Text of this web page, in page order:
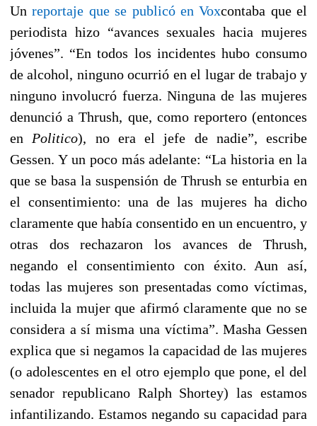
Unreportaje que se publicó en Voxcontaba que el
periodista hizo “avances sexuales hacia mujeres
jóvenes”. “En todos los incidentes hubo consumo
de alcohol, ninguno ocurrió en el lugar de trabajo y
ninguno involucró fuerza. Ninguna de las mujeres
denunció a Thrush, que, como reportero (entonces
en Politico), no era el jefe de nadie”, escribe
Gessen. Y un poco más adelante: “La historia en la
que se basa la suspensión de Thrush se enturbia en
el consentimiento: una de las mujeres ha dicho
claramente que había consentido en un encuentro, y
otras dos rechazaron los avances de Thrush,
negando el consentimiento con éxito. Aun así,
todas las mujeres son presentadas como víctimas,
incluida la mujer que afirmó claramente que no se
considera a sí misma una víctima”. Masha Gessen
explica que si negamos la capacidad de las mujeres
(o adolescentes en el otro ejemplo que pone, el del
senador republicano Ralph Shortey) las estamos
infantilizando. Estamos negando su capacidad para